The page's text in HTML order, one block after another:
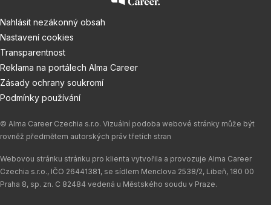
Nahlásit nezákonný obsah
Nastavení cookies
Transparentnost
Reklama na portálech Alma Career
Zásady ochrany soukromí
Podmínky používání
© Alma Career Czechia s.r.o. Vizuální podoba webové stránky může být
rovněž předmětem autorských práv třetích stran
Webovou stránku stránku pro klienta vytvořila a provozuje Alma Career
Czechia s.r.o., IČO 26441381, se sídlem Menclova 2538/2, Libeň, 180 00
Praha 8, sp. zn. C 82484 vedená u Městského soudu v Praze.